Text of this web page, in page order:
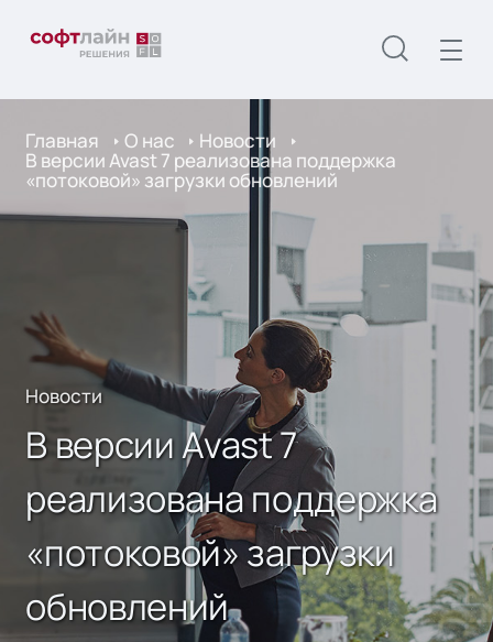
Главная О нас Новости
В версии Avast 7 реализована поддержка
«потоковой» загрузки обновлений
Новости
В версии Avast 7
реализована поддержка
«потоковой» загрузки
обновлений